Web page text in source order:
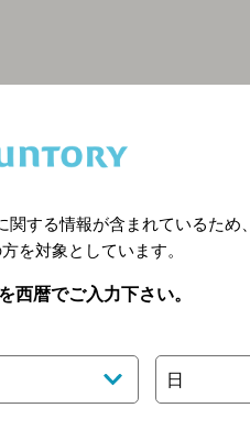
連ページ
関する情報が含まれているため、
を対象としています。
西暦でご入力下さい。
日